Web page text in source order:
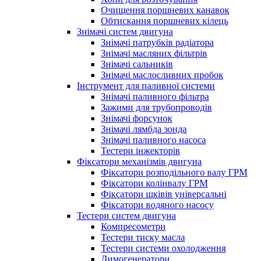
Очищення поршневих канавок
Обтискання поршневих кілець
Знімачі систем двигуна
Знімачі патрубків радіатора
Знімачі масляних фільтрів
Знімачі сальників
Знімачі маслосливних пробок
Інструмент для паливної системи
Знімачі паливного фільтра
Зажими для трубопроводів
Знімачі форсунок
Знімачі лямбда зонда
Знімачі паливного насоса
Тестери інжекторів
Фіксатори механізмів двигуна
Фіксатори розподільного валу ГРМ
Фіксатори колінвалу ГРМ
Фіксатори шківів універсальні
Фіксатори водяного насосу
Тестери систем двигуна
Компресометри
Тестери тиску масла
Тестери системи охолодження
Димогенератори